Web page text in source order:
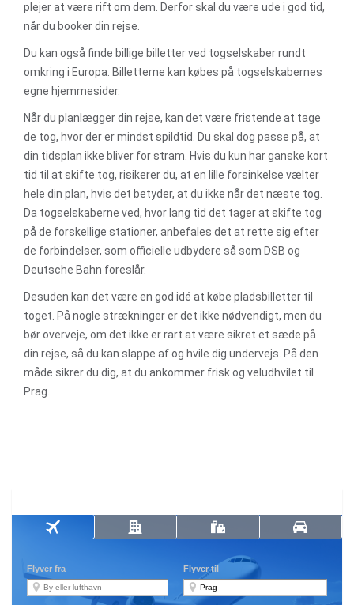
plejer at være rift om dem. Derfor skal du være ude i god tid,
når du booker din rejse.
Du kan også finde billige billetter ved togselskaber rundt
omkring i Europa. Billetterne kan købes på togselskabernes
egne hjemmesider.
Når du planlægger din rejse, kan det være fristende at tage
de tog, hvor der er mindst spildtid. Du skal dog passe på, at
din tidsplan ikke bliver for stram. Hvis du kun har ganske kort
tid til at skifte tog, risikerer du, at en lille forsinkelse vælter
hele din plan, hvis det betyder, at du ikke når det næste tog.
Da togselskaberne ved, hvor lang tid det tager at skifte tog
på de forskellige stationer, anbefales det at rette sig efter
de forbindelser, som officielle udbydere så som DSB og
Deutsche Bahn foreslår.
Desuden kan det være en god idé at købe pladsbilletter til
toget. På nogle strækninger er det ikke nødvendigt, men du
bør overveje, om det ikke er rart at være sikret et sæde på
din rejse, så du kan slappe af og hvile dig undervejs. På den
måde sikrer du dig, at du ankommer frisk og veludhvilet til
Prag.